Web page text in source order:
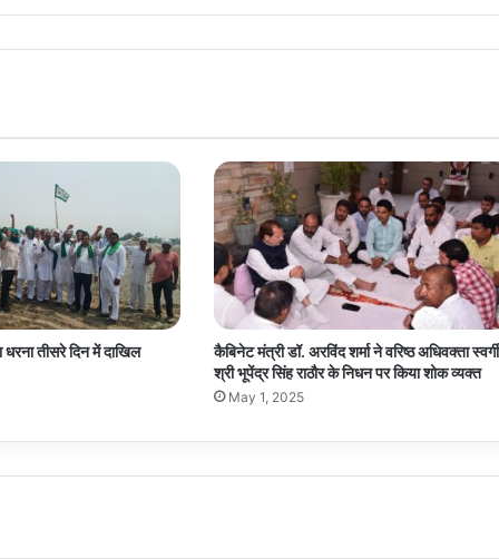
धरना तीसरे दिन में दाखिल
कैबिनेट मंत्री डॉ. अरविंद शर्मा ने वरिष्ठ अधिवक्ता
श्री भूपेंद्र सिंह राठौर के निधन पर किया शोक व्यक्त
May 1, 2025